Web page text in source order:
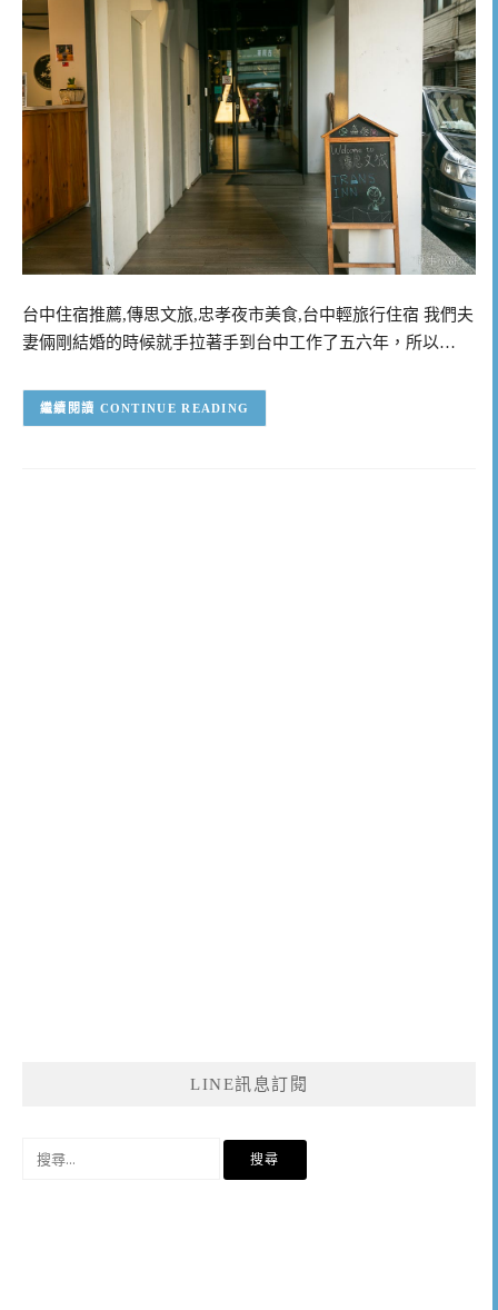
台中住宿推薦,傳思文旅,忠孝夜市美食,台中輕旅行住宿 我們夫
妻倆剛結婚的時候就手拉著手到台中工作了五六年，所以…
CONTINUE READING
LINE訊息訂閱